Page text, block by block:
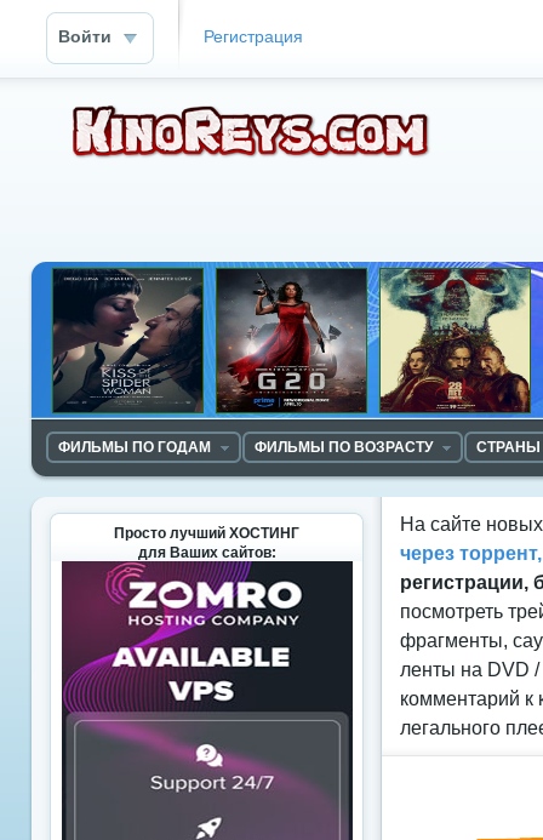
Войти Регистрация
ФИЛЬМЫ ПО ГОДАМ ФИЛЬМЫ ПО ВОЗРАСТУ
На сайте
через
регистрации,
посмотреть
фрагменты,
ленты на DVD
комментарий к
легального
Просто лучший ХОСТИНГ
для Ваших сайтов: